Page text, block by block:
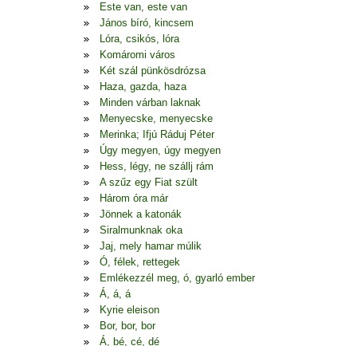
Este van, este van
János bíró, kincsem
Lóra, csikós, lóra
Komáromi város
Két szál pünkösdrózsa
Haza, gazda, haza
Minden várban laknak
Menyecske, menyecske
Merinka; Ifjú Ráduj Péter
Úgy megyen, úgy megyen
Hess, légy, ne szállj rám
A szűz egy Fiat szült
Három óra már
Jönnek a katonák
Siralmunknak oka
Jaj, mely hamar múlik
Ó, félek, rettegek
Emlékezzél meg, ó, gyarló ember
Á, á, á
Kyrie eleison
Bor, bor, bor
Á, bé, cé, dé